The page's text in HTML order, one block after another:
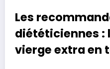
Les
diététiciennes :
vierge extra en